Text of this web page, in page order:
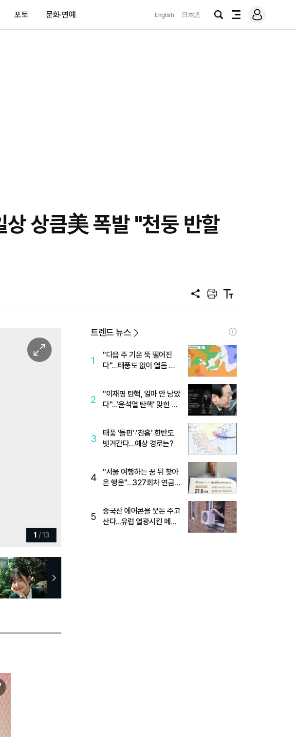
포토 문화·연예 English 日本語
검
전
메
그
상큼美 폭발 "천둥 반할
공
프
트
텍
트
이
미
지
확
1 /13
트렌드 뉴스
1
"다음 주 기온 뚝 떨어진
다"…태풍도 없이 열돔 박
2
"이재명 탄핵, 얼마 안 남았
다"...'윤석열 탄핵' 맞힌 무
3
태풍 '돌핀'·'찬홈' 한반도
빗겨간다…예상 경로는?
4
"서울 여행하는 꿈 뒤 찾아
온 행운"…327회차 연금
5
중국산 에어콘을 웃돈 주고
산다...유럽 열광시킨 메이